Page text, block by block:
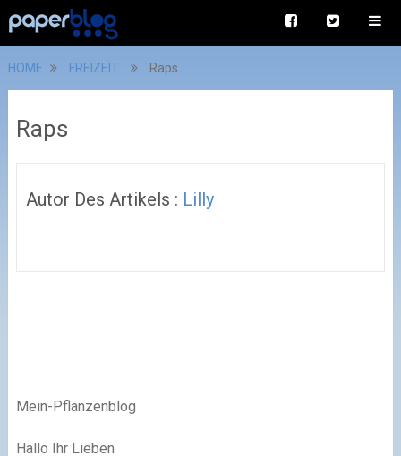
HOME FREIZEIT Raps
Raps
Autor Des Artikels : Lilly
Mein-Pflanzenblog
Hallo Ihr Lieben